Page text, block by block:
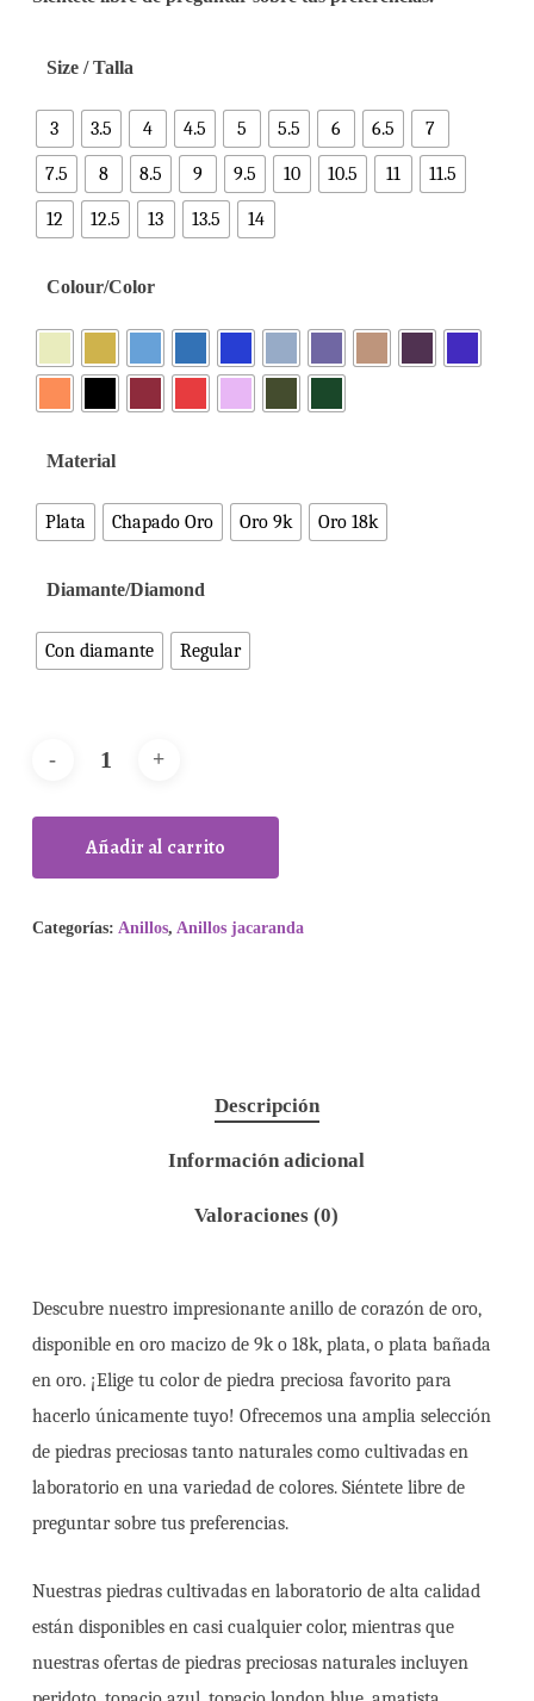
Size / Talla
3 3.5 4 4.5 5 5.5 6 6.5 7
7.5 8 8.5 9 9.5 10 10.5 11 11.5
12 12.5 13 13.5 14
Colour/Color
Material
Plata Chapado Oro Oro 9k Oro 18k
Diamante/Diamond
Con diamante Regular
Añadir al carrito
Categorías: Anillos, Anillos jacaranda
Descripción
Información adicional
Valoraciones (0)
Descubre nuestro impresionante anillo de corazón de oro,
disponible en oro macizo de 9k o 18k, plata, o plata bañada
en oro. ¡Elige tu color de piedra preciosa favorito para
hacerlo únicamente tuyo! Ofrecemos una amplia selección
de piedras preciosas tanto naturales como cultivadas en
laboratorio en una variedad de colores. Siéntete libre de
preguntar sobre tus preferencias.
Nuestras piedras cultivadas en laboratorio de alta calidad
están disponibles en casi cualquier color, mientras que
nuestras ofertas de piedras preciosas naturales incluyen